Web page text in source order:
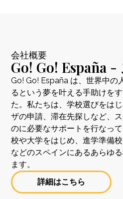
会社概要
Go! Go! España
Go! Go! España は、世界中の
るという夢を叶える手助けを
た。私たちは、学校選びをは
ザの申請、滞在先探しなど、
のに必要なサポートを行なっ
校や大学をはじめ、進学準備
などのスペインにあるあらゆ
ます。
詳細はこちら